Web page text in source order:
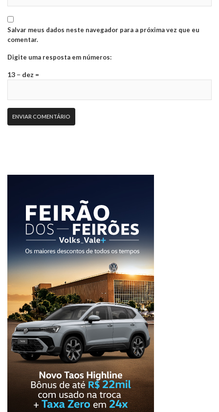
Salvar meus dados neste navegador para a próxima vez que eu
comentar.
Digite uma resposta em números:
13 − dez =